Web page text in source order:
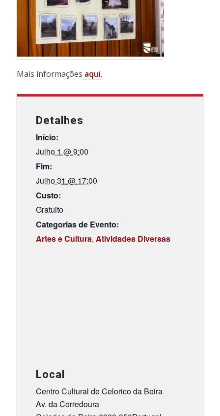
Mais informações aqui.
Detalhes
Início:
Julho 1 @ 9:00
Fim:
Julho 31 @ 17:00
Custo:
Gratuito
Categorias de Evento:
Artes e Cultura, Atividades Diversas
Local
Centro Cultural de Celorico da Beira
Av. da Corredoura